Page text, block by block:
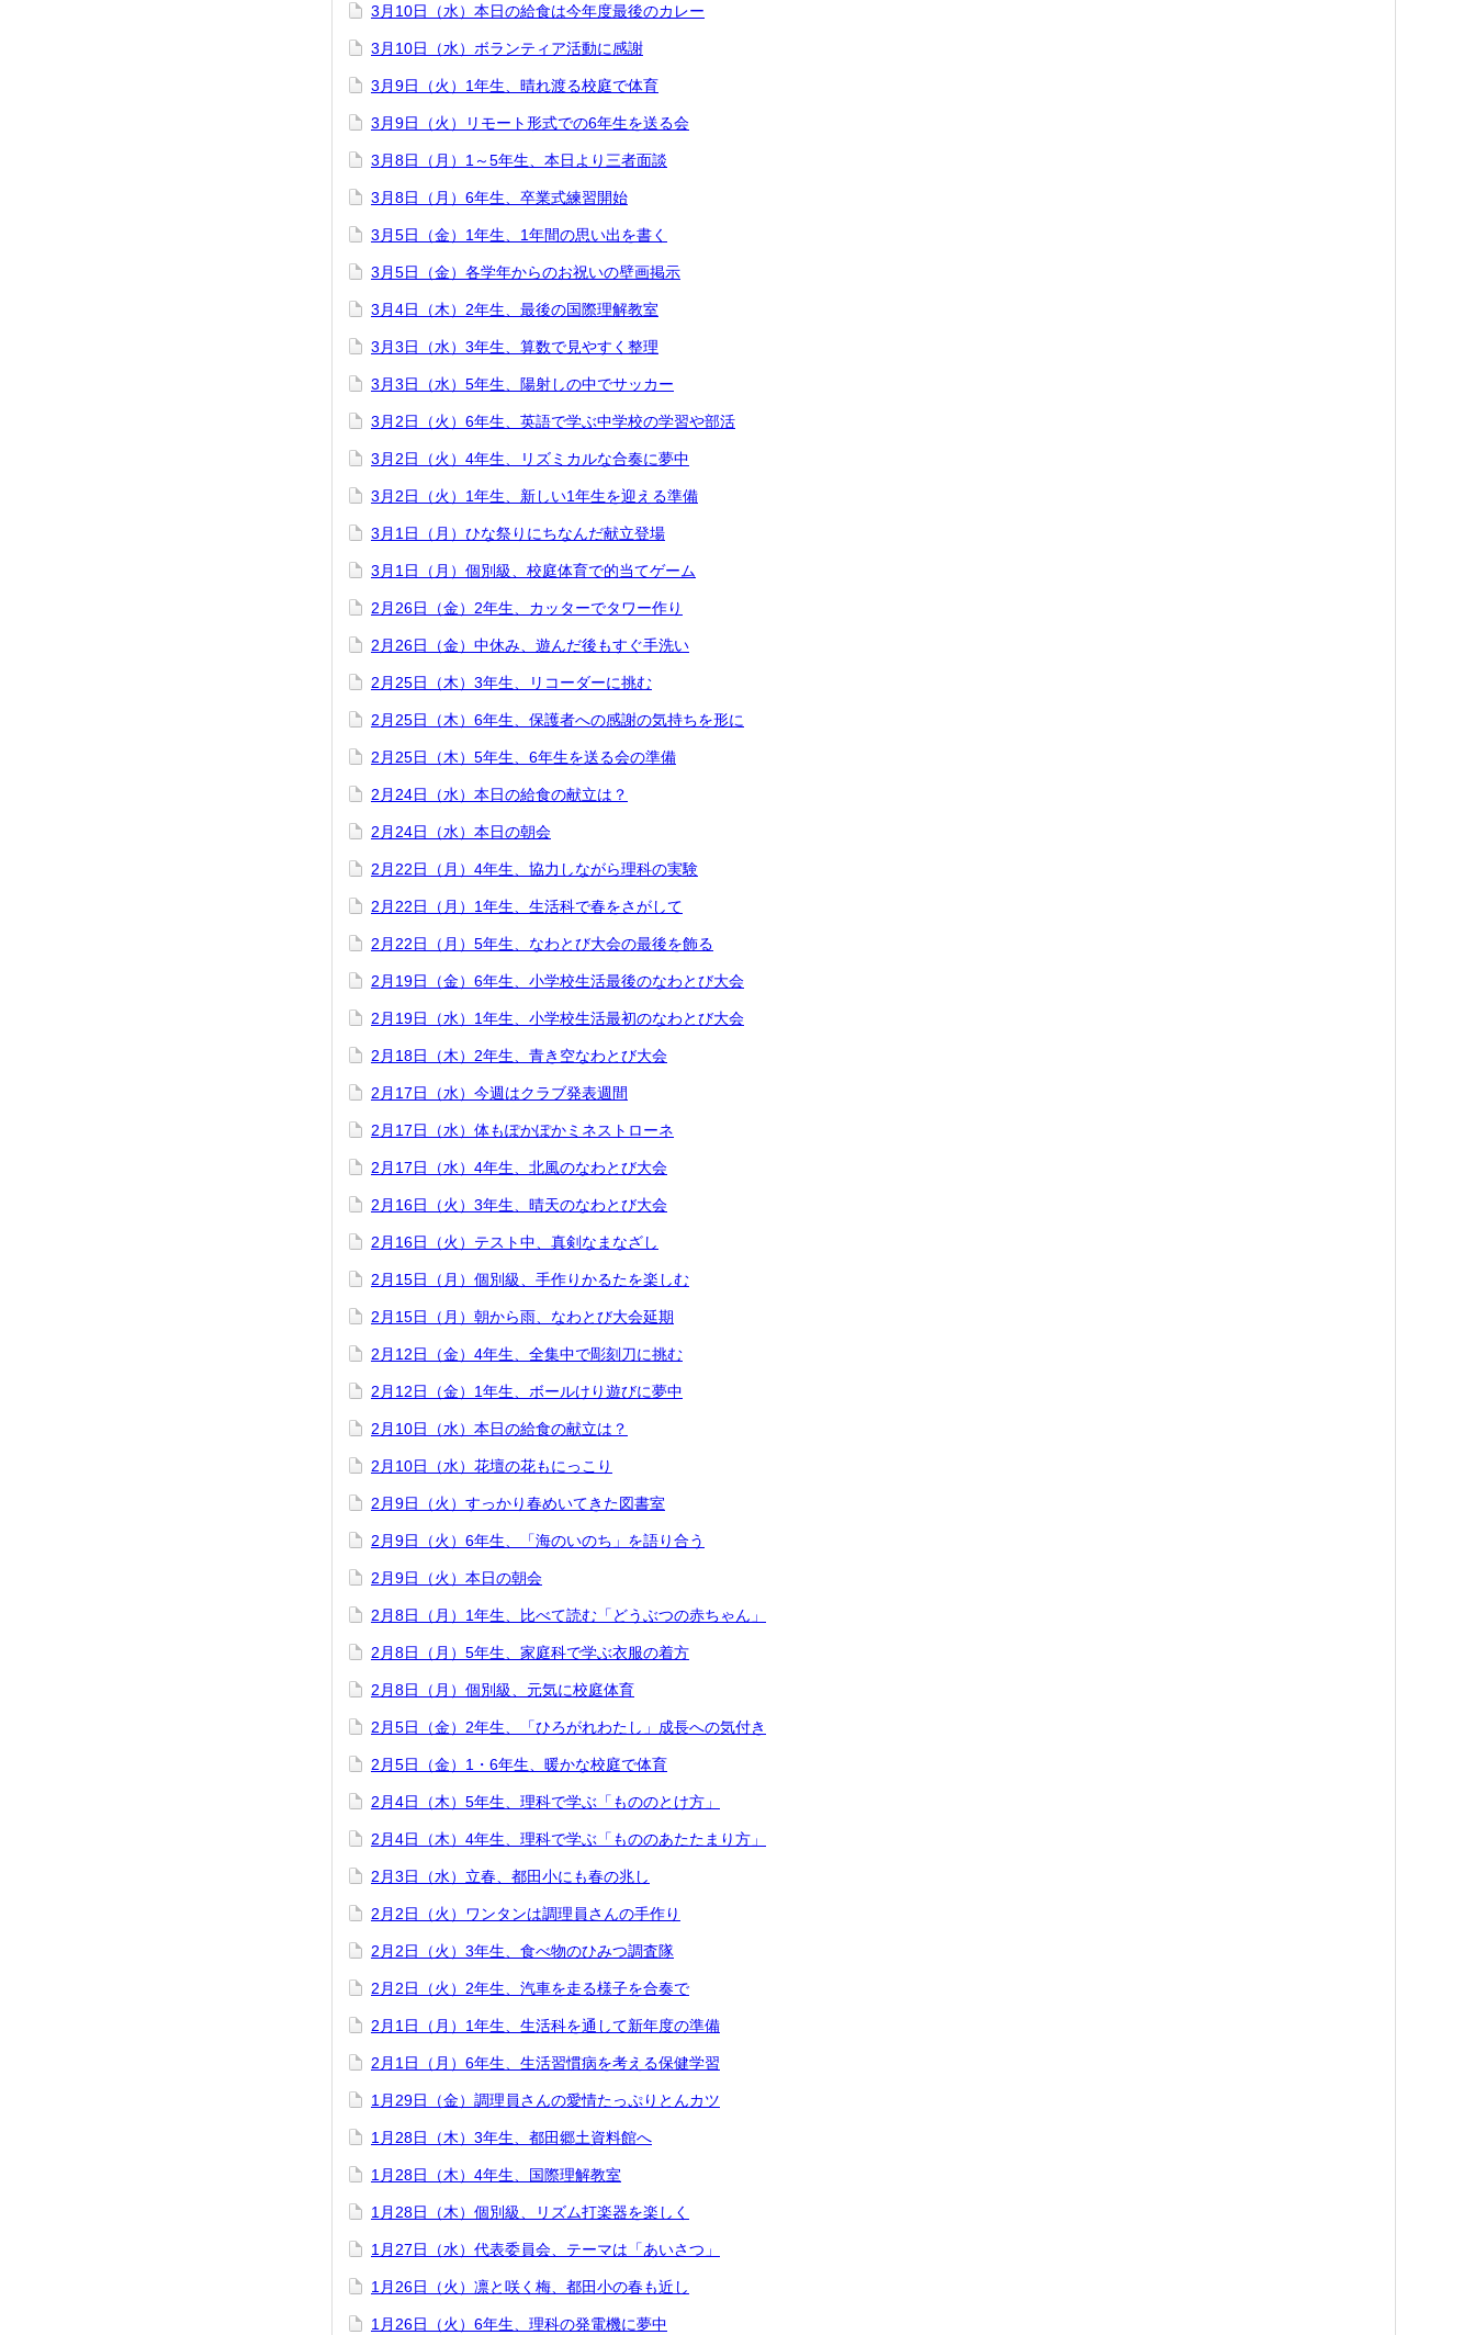
3月10日（水）本日の給食は今年度最後のカレー
3月10日（水）ボランティア活動に感謝
3月9日（火）1年生、晴れ渡る校庭で体育
3月9日（火）リモート形式での6年生を送る会
3月8日（月）1～5年生、本日より三者面談
3月8日（月）6年生、卒業式練習開始
3月5日（金）1年生、1年間の思い出を書く
3月5日（金）各学年からのお祝いの壁画掲示
3月4日（木）2年生、最後の国際理解教室
3月3日（水）3年生、算数で見やすく整理
3月3日（水）5年生、陽射しの中でサッカー
3月2日（火）6年生、英語で学ぶ中学校の学習や部活
3月2日（火）4年生、リズミカルな合奏に夢中
3月2日（火）1年生、新しい1年生を迎える準備
3月1日（月）ひな祭りにちなんだ献立登場
3月1日（月）個別級、校庭体育で的当てゲーム
2月26日（金）2年生、カッターでタワー作り
2月26日（金）中休み、遊んだ後もすぐ手洗い
2月25日（木）3年生、リコーダーに挑む
2月25日（木）6年生、保護者への感謝の気持ちを形に
2月25日（木）5年生、6年生を送る会の準備
2月24日（水）本日の給食の献立は？
2月24日（水）本日の朝会
2月22日（月）4年生、協力しながら理科の実験
2月22日（月）1年生、生活科で春をさがして
2月22日（月）5年生、なわとび大会の最後を飾る
2月19日（金）6年生、小学校生活最後のなわとび大会
2月19日（水）1年生、小学校生活最初のなわとび大会
2月18日（木）2年生、青き空なわとび大会
2月17日（水）今週はクラブ発表週間
2月17日（水）体もぽかぽかミネストローネ
2月17日（水）4年生、北風のなわとび大会
2月16日（火）3年生、晴天のなわとび大会
2月16日（火）テスト中、真剣なまなざし
2月15日（月）個別級、手作りかるたを楽しむ
2月15日（月）朝から雨、なわとび大会延期
2月12日（金）4年生、全集中で彫刻刀に挑む
2月12日（金）1年生、ボールけり遊びに夢中
2月10日（水）本日の給食の献立は？
2月10日（水）花壇の花もにっこり
2月9日（火）すっかり春めいてきた図書室
2月9日（火）6年生、「海のいのち」を語り合う
2月9日（火）本日の朝会
2月8日（月）1年生、比べて読む「どうぶつの赤ちゃん」
2月8日（月）5年生、家庭科で学ぶ衣服の着方
2月8日（月）個別級、元気に校庭体育
2月5日（金）2年生、「ひろがれわたし」成長への気付き
2月5日（金）1・6年生、暖かな校庭で体育
2月4日（木）5年生、理科で学ぶ「もののとけ方」
2月4日（木）4年生、理科で学ぶ「もののあたたまり方」
2月3日（水）立春、都田小にも春の兆し
2月2日（火）ワンタンは調理員さんの手作り
2月2日（火）3年生、食べ物のひみつ調査隊
2月2日（火）2年生、汽車を走る様子を合奏で
2月1日（月）1年生、生活科を通して新年度の準備
2月1日（月）6年生、生活習慣病を考える保健学習
1月29日（金）調理員さんの愛情たっぷりとんカツ
1月28日（木）3年生、都田郷土資料館へ
1月28日（木）4年生、国際理解教室
1月28日（木）個別級、リズム打楽器を楽しく
1月27日（水）代表委員会、テーマは「あいさつ」
1月26日（火）凛と咲く梅、都田小の春も近し
1月26日（火）6年生、理科の発電機に夢中